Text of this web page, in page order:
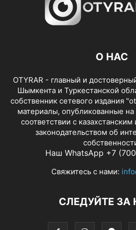
О НАС
OTYRAR - главный и
Шымкента и Туркестанской
собственник сетевого издания
материалы, опубликованные
соответствии с
законодательством об
Наш WhatsApp +7
Свяжитесь с нами:
СЛЕДУЙТЕ ЗА